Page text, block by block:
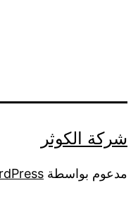
شركة الكوثر
مدعوم بواسطة